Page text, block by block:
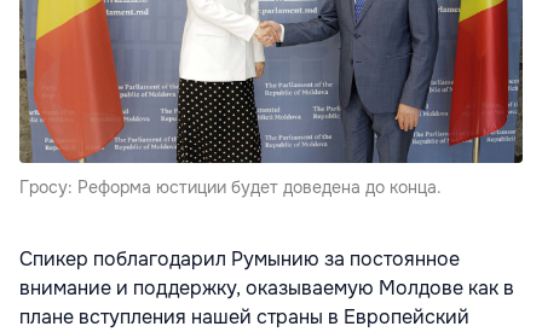
Гросу: Реформа юстиции будет доведена до конца.
Спикер поблагодарил Румынию за постоянное
внимание и поддержку, оказываемую Молдове как в
плане вступления нашей страны в Европейский